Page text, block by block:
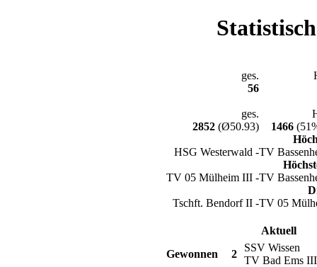
ges.
56
ges.
2852 (Ø50.93) 1466
HSG Westerwald -TV
TV 05 Mülheim III -TV
Tschft. Bendorf II -TV 05
Aktuell
Gewonnen
2
SSV Wissen
TV Bad Ems III